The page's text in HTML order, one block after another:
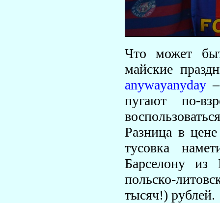
Что может
майские
anywayanуday
пугают по-
Разница в
тусовка
Барселону
польско-
тысяч!) рублей.